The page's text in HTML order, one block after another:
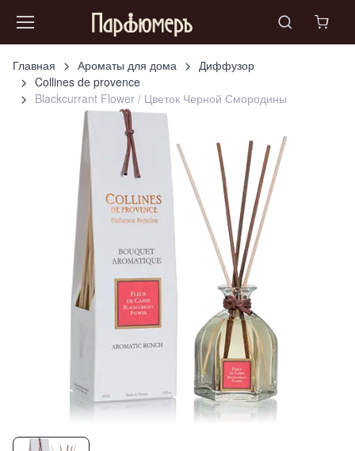
Главная Ароматы для дома
Диффузор
Collines de provence
Blackcurrant Flower / Цветок Черной Смородины